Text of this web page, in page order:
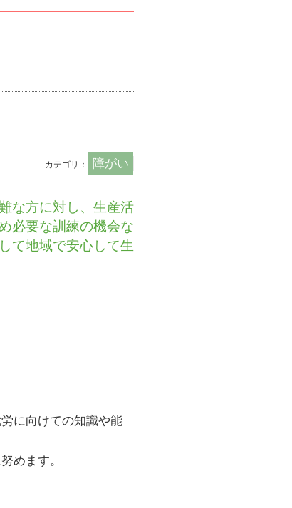
カテゴリ： 障がい
な方に対し、生産活
必要な訓練の機会な
て地域で安心して生
に向けての知識や能
めます。